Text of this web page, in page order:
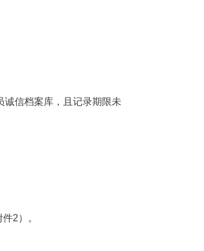
信档案库，且记录期限未
2）。